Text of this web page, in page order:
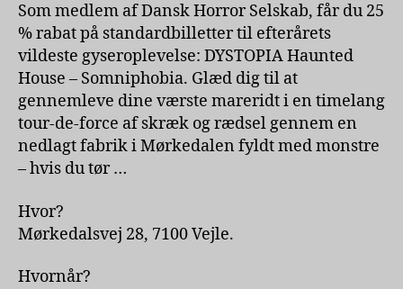
Som medlem af Dansk Horror Selskab, får du 25
% rabat på standardbilletter til efterårets
vildeste gyseroplevelse: DYSTOPIA Haunted
House – Somniphobia. Glæd dig til at
gennemleve dine værste mareridt i en timelang
tour-de-force af skræk og rædsel gennem en
nedlagt fabrik i Mørkedalen fyldt med monstre
– hvis du tør …
Hvor?
Mørkedalsvej 28, 7100 Vejle.
Hvornår?